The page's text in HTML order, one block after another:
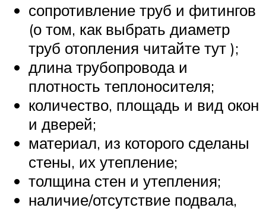
сопротивление труб и фитингов
(о том, как выбрать диаметр
труб отопления читайте тут );
длина трубопровода и
плотность теплоносителя;
количество, площадь и вид окон
и дверей;
материал, из которого сделаны
стены, их утепление;
толщина стен и утепления;
наличие/отсутствие подвала,